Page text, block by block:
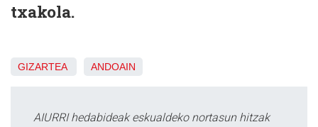
txakola.
GIZARTEA ANDOAIN
AIURRI hedabideak eskualdeko nortasun hitzak